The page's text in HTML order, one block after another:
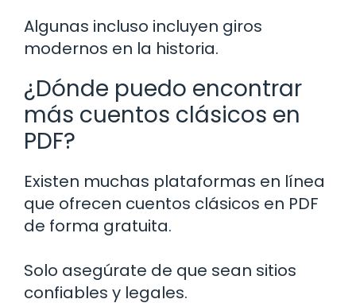
Algunas incluso incluyen giros
modernos en la historia.
¿Dónde puedo encontrar
más cuentos clásicos en
PDF?
Existen muchas plataformas en línea
que ofrecen cuentos clásicos en PDF
de forma gratuita.
Solo asegúrate de que sean sitios
confiables y legales.